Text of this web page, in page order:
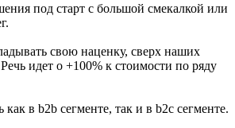
под старт с большой смекалкой или
свою наценку, сверх наших
идет о +100% к стоимости по ряду
в b2b сегменте, так и в b2c сегменте.